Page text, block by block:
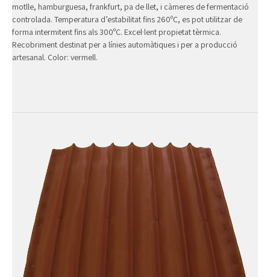
motlle, hamburguesa, frankfurt, pa de llet, i càmeres de fermentació
controlada. Temperatura d’estabilitat fins 260ºC, es pot utilitzar de
forma intermitent fins als 300ºC. Excel·lent propietat tèrmica.
Recobriment destinat per a línies automàtiques i per a producció
artesanal. Color: vermell.